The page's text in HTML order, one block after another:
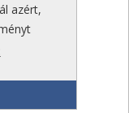
azért,